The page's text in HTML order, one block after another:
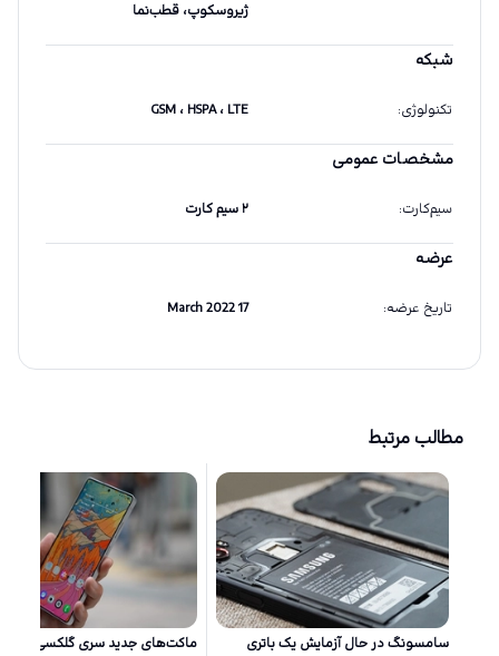
ژیروسکوپ، قطب‌نما
شبکه
تکنولوژی: GSM ، HSPA ، LTE
مشخصات عمومی
سیم‌کارت: ۲ سیم کارت
عرضه
تاریخ عرضه:
17 March 2022
مطالب مرتبط
سامسونگ در حال آزمایش یک باتری